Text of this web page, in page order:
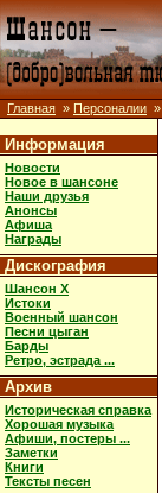
Главная » Персоналии »
Информация
Новости
Новое в шансоне
Наши друзья
Анонсы
Афиша
Награды
Дискография
Шансон X
Истоки
Военный шансон
Песни цыган
Барды
Ретро, эстрада ...
Архив
Историческая справка
Хорошая музыка
Афиши, постеры ...
Заметки
Книги
Тексты песен